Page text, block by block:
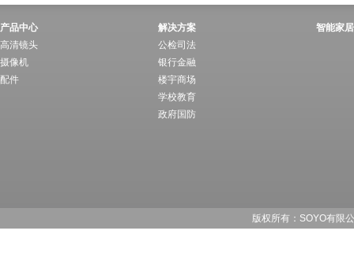
产品中心
高清镜头
摄像机
配件
解决方案
公检司法
银行金融
楼宇商场
学校教育
政府国防
智能家居
版权所有：SOYO有限